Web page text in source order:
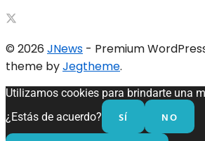
© 2026 JNews - Premium
theme byJegtheme.
Utilizamos cookies para brindarte una
¿Estás de acuerdo?
SÍ NO